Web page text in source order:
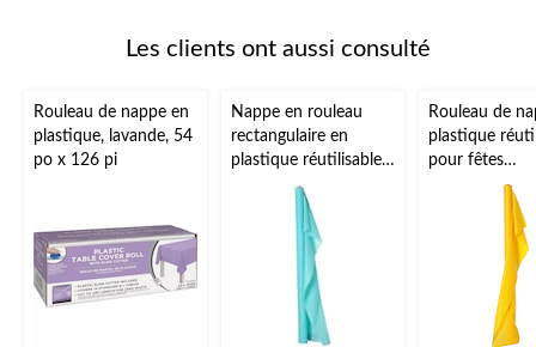
Les clients ont aussi consulté
Rouleau de nappe en
plastique, lavande, 54
po x 126 pi
Nappe en rouleau
rectangulaire en
plastique réutilisable,
très long, couleurs
variées, 40 x 250 pi,
pour Noël, Action de
grâce, jour de l'An,
anniversaire
Rouleau de
plastique
pour fêtes
d'anniversaire,
couleurs